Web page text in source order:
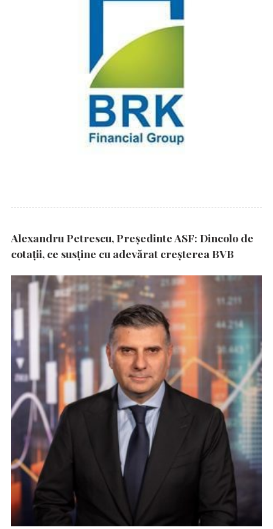
Alexandru Petrescu, Președinte ASF: Dincolo de
cotații, ce susține cu adevărat creșterea BVB